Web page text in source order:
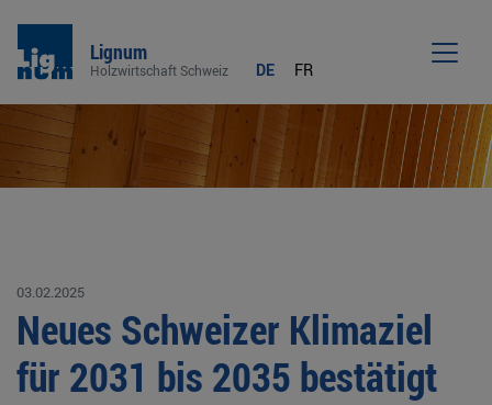
Lignum
Holzwirtschaft Schweiz DE FR
03.02.2025
Neues Schweizer Klimaziel
für 2031 bis 2035 bestätigt